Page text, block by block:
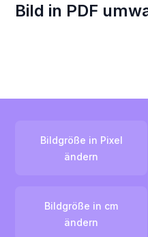
Bild in PDF
Bildgröße in Pixel
ändern
Bildgröße in cm
ändern